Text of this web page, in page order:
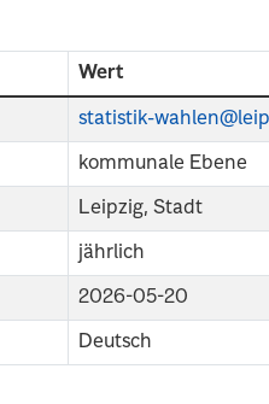
Wert
statistik-
kommunale Ebene
Leipzig, Stadt
jährlich
2026-05-20
Deutsch